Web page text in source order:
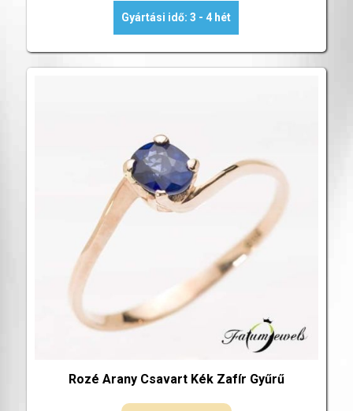
Gyártási idő: 3 - 4 hét
Rozé Arany Csavart Kék Zafír Gyűrű